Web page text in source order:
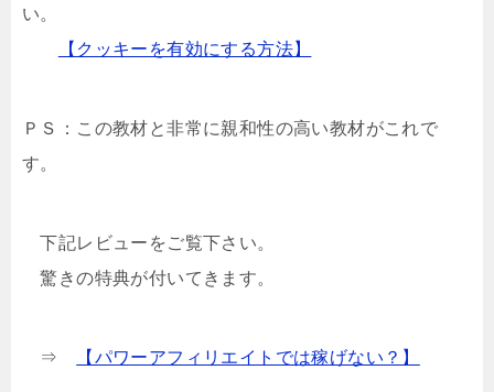
い。
【クッキーを有効にする方法】
ＰＳ：この教材と非常に親和性の高い教材がこれで
す。
下記レビューをご覧下さい。
驚きの特典が付いてきます。
⇒ 【パワーアフィリエイトでは稼げない？】